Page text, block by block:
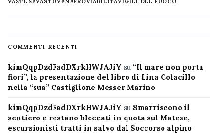
COMMENTI RECENTI
kimQqpDzdFadDXrkHWJAJiY su “Il mare non porta
fiori”, la presentazione del libro di Lina Colacillo
nella “sua” Castiglione Messer Marino
kimQqpDzdFadDXrkHWJAJiY su Smarriscono il
sentiero e restano bloccati in quota sul Matese,
escursionisti tratti in salvo dal Soccorso alpino